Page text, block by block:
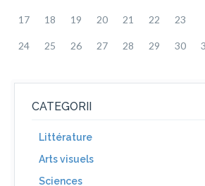
17 18 19 20 21 22 23
24 25 26 27 28 29 30
CATEGORII
Littérature
Arts visuels
Sciences